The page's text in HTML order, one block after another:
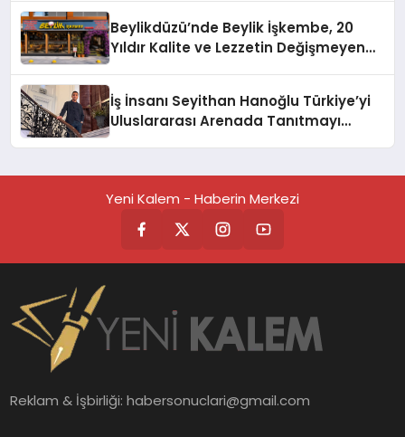
Beylikdüzü’nde Beylik İşkembe, 20
Yıldır Kalite ve Lezzetin Değişmeyen
İş İnsanı Seyithan Hanoğlu Türkiye’yi
Uluslararası Arenada Tanıtmayı
Yeni Kalem - Haberin Merkezi
Reklam & İşbirliği:habersonuclari@gmail.com